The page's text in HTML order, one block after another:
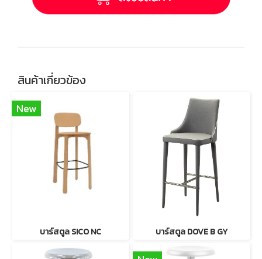
สินค้าเกี่ยวข้อง
New
บาร์สตูล SICO NC บาร์สตูล DOVE B GY